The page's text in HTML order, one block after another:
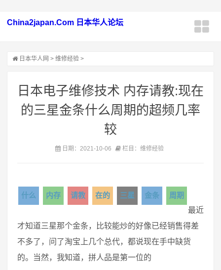
China2japan.Com 日本华人论坛
日本华人网 > 维修经验 >
日本电子维修技术 内存请教:现在
的三星金条什么周期的超频几率
较
日期：2021-10-06 栏目：维修经验
什么 内存 请教 在的 三星 金条
周期
最近
才知道三星那个金条，比较能炒的好像已经销售得差
不多了，问了淘宝上几个总代，都说现在手中缺货
的。当然，我知道，拼人品是第一位的